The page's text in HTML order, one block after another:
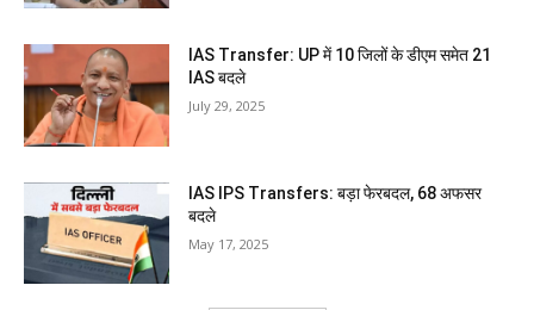
IAS Transfer: UP में 10 जिलों के डीएम समेत 21
IAS बदले
July 29, 2025
IAS IPS Transfers: बड़ा फेरबदल, 68 अफसर
बदले
May 17, 2025